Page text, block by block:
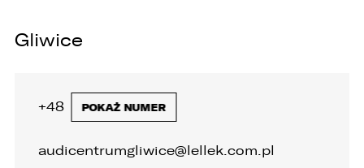
Gliwice
POKAŻ NUMER
+48 32 335 92 40
audicentrumgliwice@lellek.com.pl